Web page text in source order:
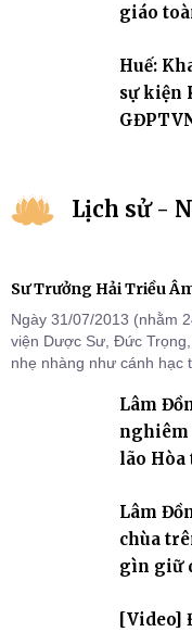
giáo
Huế:
sự kiện
Lịch sử -
Sư Trưởng Hải Triều
Ngày 31/07/2013 (nhằm
viện Dược Sư, Đức
nhẹ nhàng như cánh hạc
Lâm
nghiêm
lão
Lâm
chùa
gìn giữ
[Video]